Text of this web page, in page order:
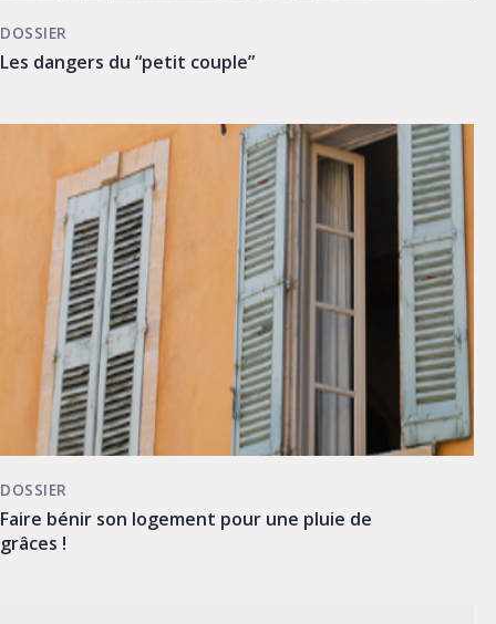
Les dangers du “petit couple”
DOSSIER
Faire bénir son logement pour une pluie de
grâces !
DOSSIER